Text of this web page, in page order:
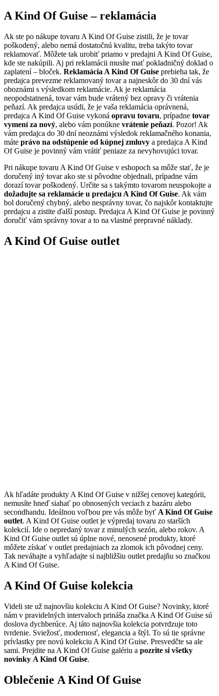
A Kind Of Guise – reklamácia
Ak ste po nákupe tovaru A Kind Of Guise zistili, že je tovar
poškodený, alebo nemá dostatočnú kvalitu, treba takýto tovar
reklamovať. Môžete tak urobiť priamo v predajni A Kind Of Guise,
kde ste nakúpili. Aj pri reklamácii musíte mať pokladničný doklad o
zaplatení – bloček. Reklamácia A Kind Of Guise prebieha tak, že
predajca prevezme reklamovaný tovar a najneskôr do 30 dní vás
oboznámi s výsledkom reklamácie. Ak je reklamácia
neopodstatnená, tovar vám bude vrátený bez opravy či vrátenia
peňazí. Ak predajca usúdi, že je vaša reklamácia oprávnená,
predajca A Kind Of Guise vykoná opravu tovaru, prípadne tovar
vymení za nový, alebo vám ponúkne vrátenie peňazí. Pozor! Ak
vám predajca do 30 dní neoznámi výsledok reklamačného konania,
máte právo na odstúpenie od kúpnej zmluvy a predajca A Kind
Of Guise je povinný vám vrátiť peniaze za nevyhovujúci tovar.
Pri nákupe tovaru A Kind Of Guise v eshopoch sa môže stať, že je
doručený iný tovar ako ste si pôvodne objednali, prípadne vám
dorazí tovar poškodený. Určite sa s takýmto tovarom neuspokojte a
dožadujte sa reklamácie u predajcu A Kind Of Guise. Ak vám
bol doručený chybný, alebo nesprávny tovar, čo najskôr kontaktujte
predajcu a zistite ďalší postup. Predajca A Kind Of Guise je povinný
doručiť vám správny tovar a to na vlastné prepravné náklady.
A Kind Of Guise outlet
Ak hľadáte produkty A Kind Of Guise v nižšej cenovej kategórii,
nemusíte hneď siahať po obnosených veciach z bazáru alebo
secondhandu. Ideálnou voľbou pre vás môže byť A Kind Of Guise
outlet. A Kind Of Guise outlet je výpredaj tovaru zo starších
kolekcií. Ide o nepredaný tovar z minulých sezón, alebo rokov. A
Kind Of Guise outlet sú úplne nové, nenosené produkty, ktoré
môžete získať v outlet predajniach za zlomok ich pôvodnej ceny.
Tak neváhajte a vyhľadajte si najbližšiu outlet predajňu so značkou
A Kind Of Guise.
A Kind Of Guise kolekcia
Videli ste už najnovšiu kolekciu A Kind Of Guise? Novinky, ktoré
nám v pravidelných intervaloch prináša značka A Kind Of Guise sú
doslova dychberúce. Aj táto najnovšia kolekcia potvrdzuje toto
tvrdenie. Sviežosť, modernosť, elegancia a štýl. To sú tie správne
prívlastky pre novú kolekciu A Kind Of Guise. Presvedčte sa ale
sami. Prejdite na A Kind Of Guise galériu a pozrite si všetky
novinky A Kind Of Guise.
Oblečenie A Kind Of Guise